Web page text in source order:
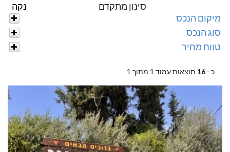
סינון מתקדם
נקה
מיקום הנכס
סוג הנכס
טווח מחיר
כ - 16 תוצאות עמוד 1 מתוך 1